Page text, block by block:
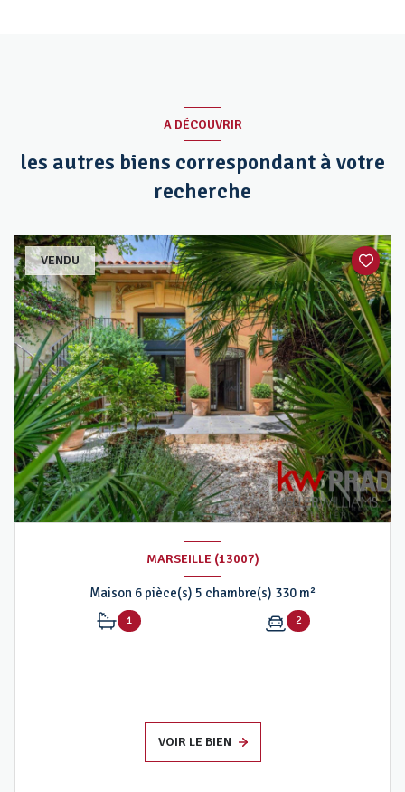
A DÉCOUVRIR
les autres biens correspondant à votre
recherche
VENDU
MARSEILLE (13007)
Maison 6 pièce(s) 5 chambre(s) 330 m²
1 2
VOIR LE BIEN